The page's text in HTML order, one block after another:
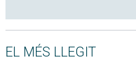
EL MÉS LLEGIT